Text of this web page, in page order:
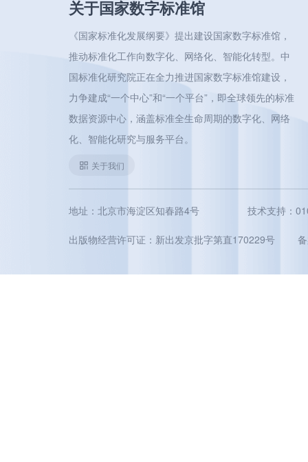
关于国家数字标准馆
《国家标准化发展纲要》提出建设国家数字标准馆，
推动标准化工作向数字化、网络化、智能化转型。中
国标准化研究院正在全力推进国家数字标准馆建设，
力争建成“一个中心”和“一个平台”，即全球领先的标准
数据资源中心，涵盖标准全生命周期的数字化、网络
化、智能化研究与服务平台。
关于我们
地址：北京市海淀区知春路4号 技术支持：
出版物经营许可证：新出发京批字第直170229号